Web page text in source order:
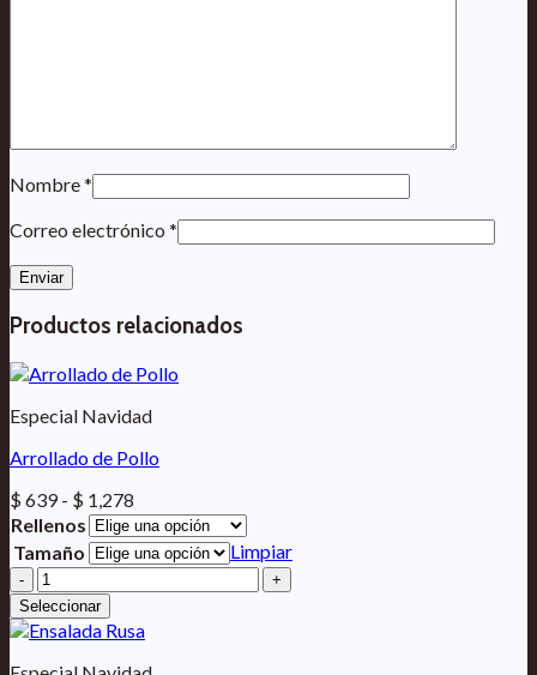
Nombre*
Correo electrónico *
Productos relacionados
Especial Navidad
Arrollado de Pollo
$639 - $ 1,278
de
precios:
desde
$ 639
$ 1,278
Rellenos
Tamaño
Limpiar
Arrollado
de
Pollo
cantidad
Seleccionar